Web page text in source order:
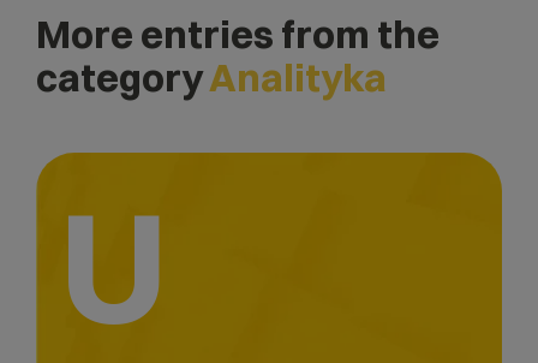
More entries from the
categoryAnalityka
U